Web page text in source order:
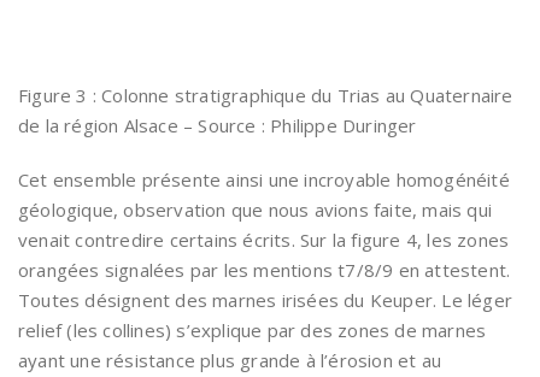
Figure 3 : Colonne stratigraphique du Trias au Quaternaire
de la région Alsace – Source : Philippe Duringer
Cet ensemble présente ainsi une incroyable homogénéité
géologique, observation que nous avions faite, mais qui
venait contredire certains écrits. Sur la figure 4, les zones
orangées signalées par les mentions t7/8/9 en attestent.
Toutes désignent des marnes irisées du Keuper. Le léger
relief (les collines) s’explique par des zones de marnes
ayant une résistance plus grande à l’érosion et au